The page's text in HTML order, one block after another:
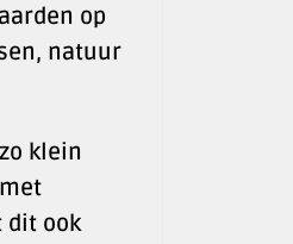
op
natuur
klein
dit ook